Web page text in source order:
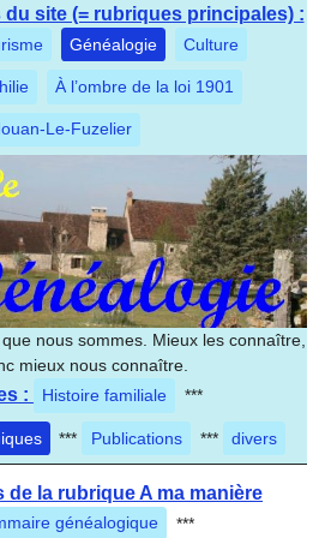
site (= rubriques principales) :
Généalogie Culture
À l’ombre de la loi 1901
Le-Fuzelier
nous sommes. Mieux les connaître,
mieux nous connaître.
: Histoire familiale ***
*** Publications *** divers
la rubrique A ma manière
généalogique ***